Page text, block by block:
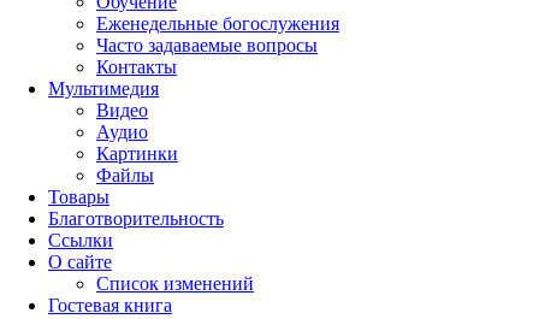
Еженедельные богослужения
Часто задаваемые вопросы
Контакты
Мультимедия
Видео
Аудио
Картинки
Файлы
Товары
Благотворительность
Ссылки
О сайте
Список изменений
Гостевая книга